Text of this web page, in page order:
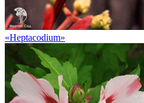
«Heptacodium»